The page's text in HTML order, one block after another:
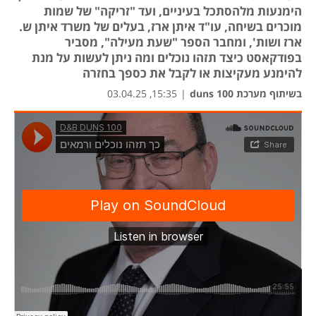
הימנעות מלהסתכל בעיניים, ועד "זריקה" של שמות
מוכרים בשיחה, עו"ד איתן ארז, בעלים של משרד איתן ש.
ארז ושות', ומחבר הספר "שעת מעילה", מסביר
בפודקאסט כיצד תזהו נוכלים ומה ניתן לעשות על מנת
להימנע מעקיצות או לקבל את כספך בחזרה
בשיתוף מערכת duns 100 |
15:35, 03.04.25